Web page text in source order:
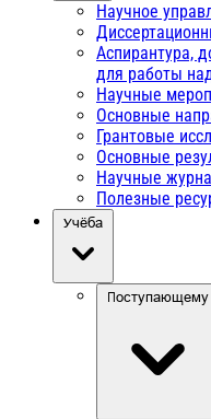
Научное
Аспирантура,
для работы
Научные
Основные
Грантовые
Основные
Научные
Полезные
Учёба
Поступающему